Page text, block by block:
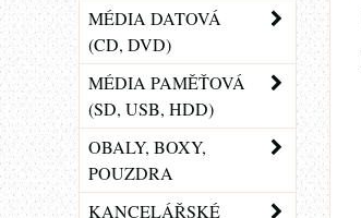
MÉDIA DATOVÁ
(CD, DVD)
MÉDIA PAMĚŤOVÁ
(SD, USB, HDD)
OBALY, BOXY,
POUZDRA
KANCELÁŘSKÉ